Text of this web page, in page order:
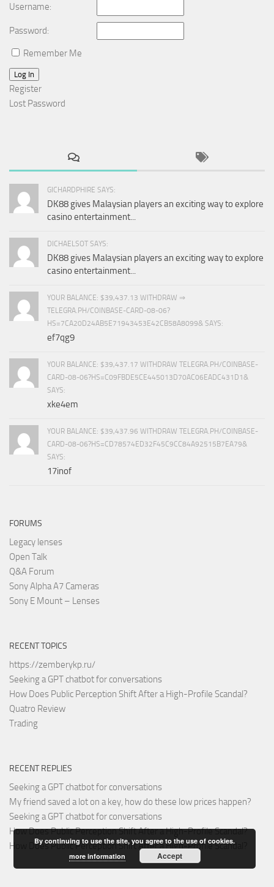
Username:
Password:
Remember Me
Log In
Register
Lost Password
GICHARDPHIRE SAYS:
DK88 gives Malaysian players an exciting way to explore
casino entertainment...
DICHAELSOT SAYS:
DK88 gives Malaysian players an exciting way to explore
casino entertainment...
YOUR BALANCE: $39,437.13 WITHDRAW ⇒
TELEGRA.PH/COINBASE-CARD-08-06?
HS=7CA20D24AB5E71943453E42CB58A8099& SAYS:
ef7qg9
YOUR BALANCE: $39,437.17 WITHDRAW TELEGRA.PH/COINBASE-
CARD-08-06?HS=C09FBDE5CE445013D70AC06EADC431D1&
SAYS:
xke4em
YOUR BALANCE: $39,437.96 WITHDRAW TELEGRA.PH/COINBASE-
CARD-08-06?HS=CD78574ED32F45C9CC84A92515B7EA79&
SAYS:
17inof
FORUMS
Legacy lenses
Open Talk
Q&A Forum
Sony Alpha A7 Cameras
Sony E Mount – Lenses
RECENT TOPICS
https://zemberykp.ru/
Seeking a GPT chatbot for conversations
How Does Public Perception Shift After a High-Profile Scandal?
Quatro Review
Trading
RECENT REPLIES
Seeking a GPT chatbot for conversations
My friend saved a lot on a key, how do these low prices happen?
Seeking a GPT chatbot for conversations
How Does Public Perception Shift After a High-Profile Scandal?
How Does Public Perception Shift After a High-Profile Scandal?
By continuing to use the site, you agree to the use of cookies.
more information
Accept